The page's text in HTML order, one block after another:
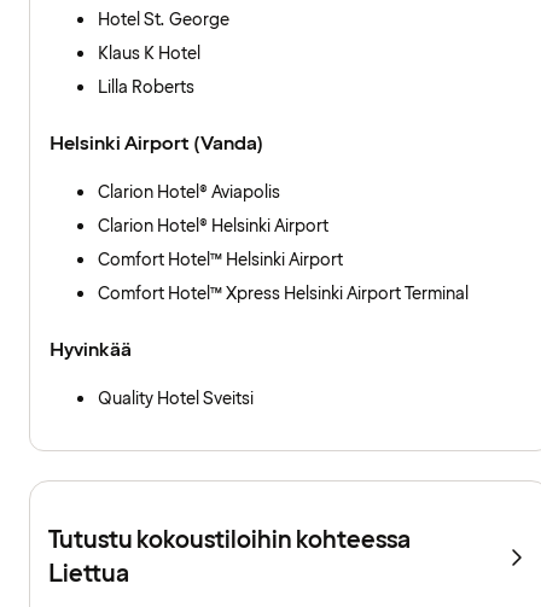
Hotel St. George
Klaus K Hotel
Lilla Roberts
Helsinki Airport (Vanda)
Clarion Hotel® Aviapolis
Clarion Hotel® Helsinki Airport
Comfort Hotel™ Helsinki Airport
Comfort Hotel™ Xpress Helsinki Airport Terminal
Hyvinkää
Quality Hotel Sveitsi
Tutustu kokoustiloihin kohteessa
Liettua